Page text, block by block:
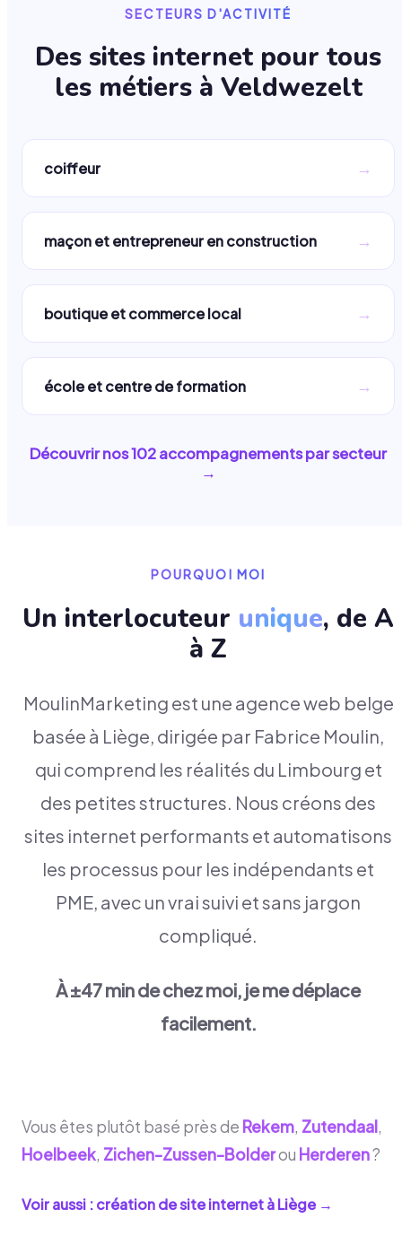
SECTEURS D'ACTIVITÉ
Des sites internet pour tous
les métiers à Veldwezelt
coiffeur →
maçon et entrepreneur en construction →
boutique et commerce local →
école et centre de formation →
Découvrir nos102accompagnements par secteur
→
POURQUOI MOI
Un interlocuteur unique, de A
à Z
MoulinMarketing est une agence web belge
basée à Liège, dirigée par Fabrice Moulin,
qui comprend les réalités du Limbourg et
des petites structures. Nous créons des
sites internet performants et automatisons
les processus pour les indépendants et
PME, avec un vrai suivi et sans jargon
compliqué.
À ±47 min de chez moi, je me déplace
facilement.
Vous êtes plutôt basé près de Rekem, Zutendaal,
Hoelbeek, Zichen-Zussen-Bolderou Herderen?
Voir aussi : création de site internet àLiège→